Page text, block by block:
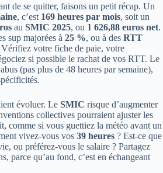
de se quitter, faisons un petit récap. Un
, c’est 169 heures par mois, soit un
au SMIC 2025, ou 1 626,88 euros net.
sup majorées à 25 %, ou à des RTT
votre fiche de paie, votre
si possible le rachat de vos RTT. Le
(pas plus de 48 heures par semaine),
évoluer. Le SMIC risque d’augmenter
collectives pourraient ajuster les
comme si vous guettiez la météo avant un
vivez-vous vos 39 heures ? Est-ce que
ou préférez-vous le salaire ? Partagez
parce qu’au fond, c’est en échangeant